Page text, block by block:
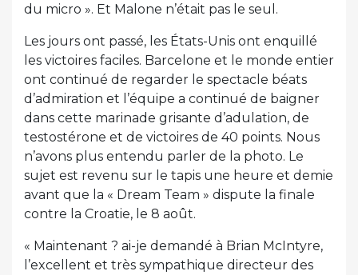
du micro ». Et Malone n’était pas le seul.
Les jours ont passé, les États-Unis ont enquillé
les victoires faciles. Barcelone et le monde entier
ont continué de regarder le spectacle béats
d’admiration et l’équipe a continué de baigner
dans cette marinade grisante d’adulation, de
testostérone et de victoires de 40 points. Nous
n’avons plus entendu parler de la photo. Le
sujet est revenu sur le tapis une heure et demie
avant que la « Dream Team » dispute la finale
contre la Croatie, le 8 août.
« Maintenant ? ai-je demandé à Brian McIntyre,
l’excellent et très sympathique directeur des